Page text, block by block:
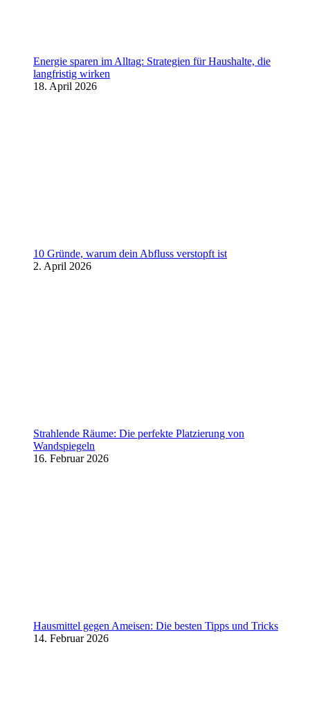
Energie sparen im Alltag: Strategien für Haushalte, die
langfristig wirken
18. April 2026
10 Gründe, warum dein Abfluss verstopft ist
2. April 2026
Strahlende Räume: Die perfekte Platzierung von
Wandspiegeln
16. Februar 2026
Hausmittel gegen Ameisen: Die besten Tipps und Tricks
14. Februar 2026